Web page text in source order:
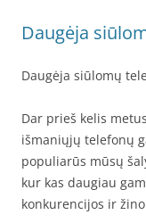
Daugėja
Daugėja siūlomų
Dar prieš kelis
išmaniųjų telefonų
populiarūs mūsų
kur kas daugiau
konkurencijos ir